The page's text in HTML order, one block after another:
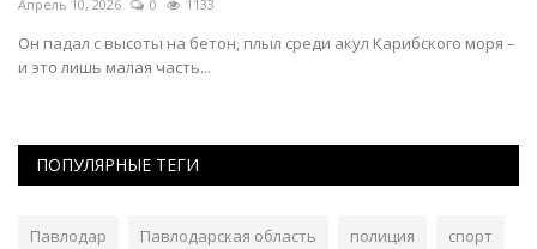
Апрель 10, 2026 0 1133
Он падал с высоты на бетон, плыл среди акул Карибского моря –
и это лишь малая часть...
ПОПУЛЯРНЫЕ ТЕГИ
Павлодар Павлодарская область полиция спорт